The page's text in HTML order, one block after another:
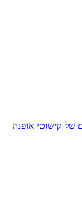
של קישוטי אופנה